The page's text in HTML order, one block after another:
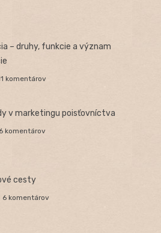
– druhy, funkcie a význam
komentárov
v marketingu poisťovníctva
6 komentárov
cesty
6 komentárov